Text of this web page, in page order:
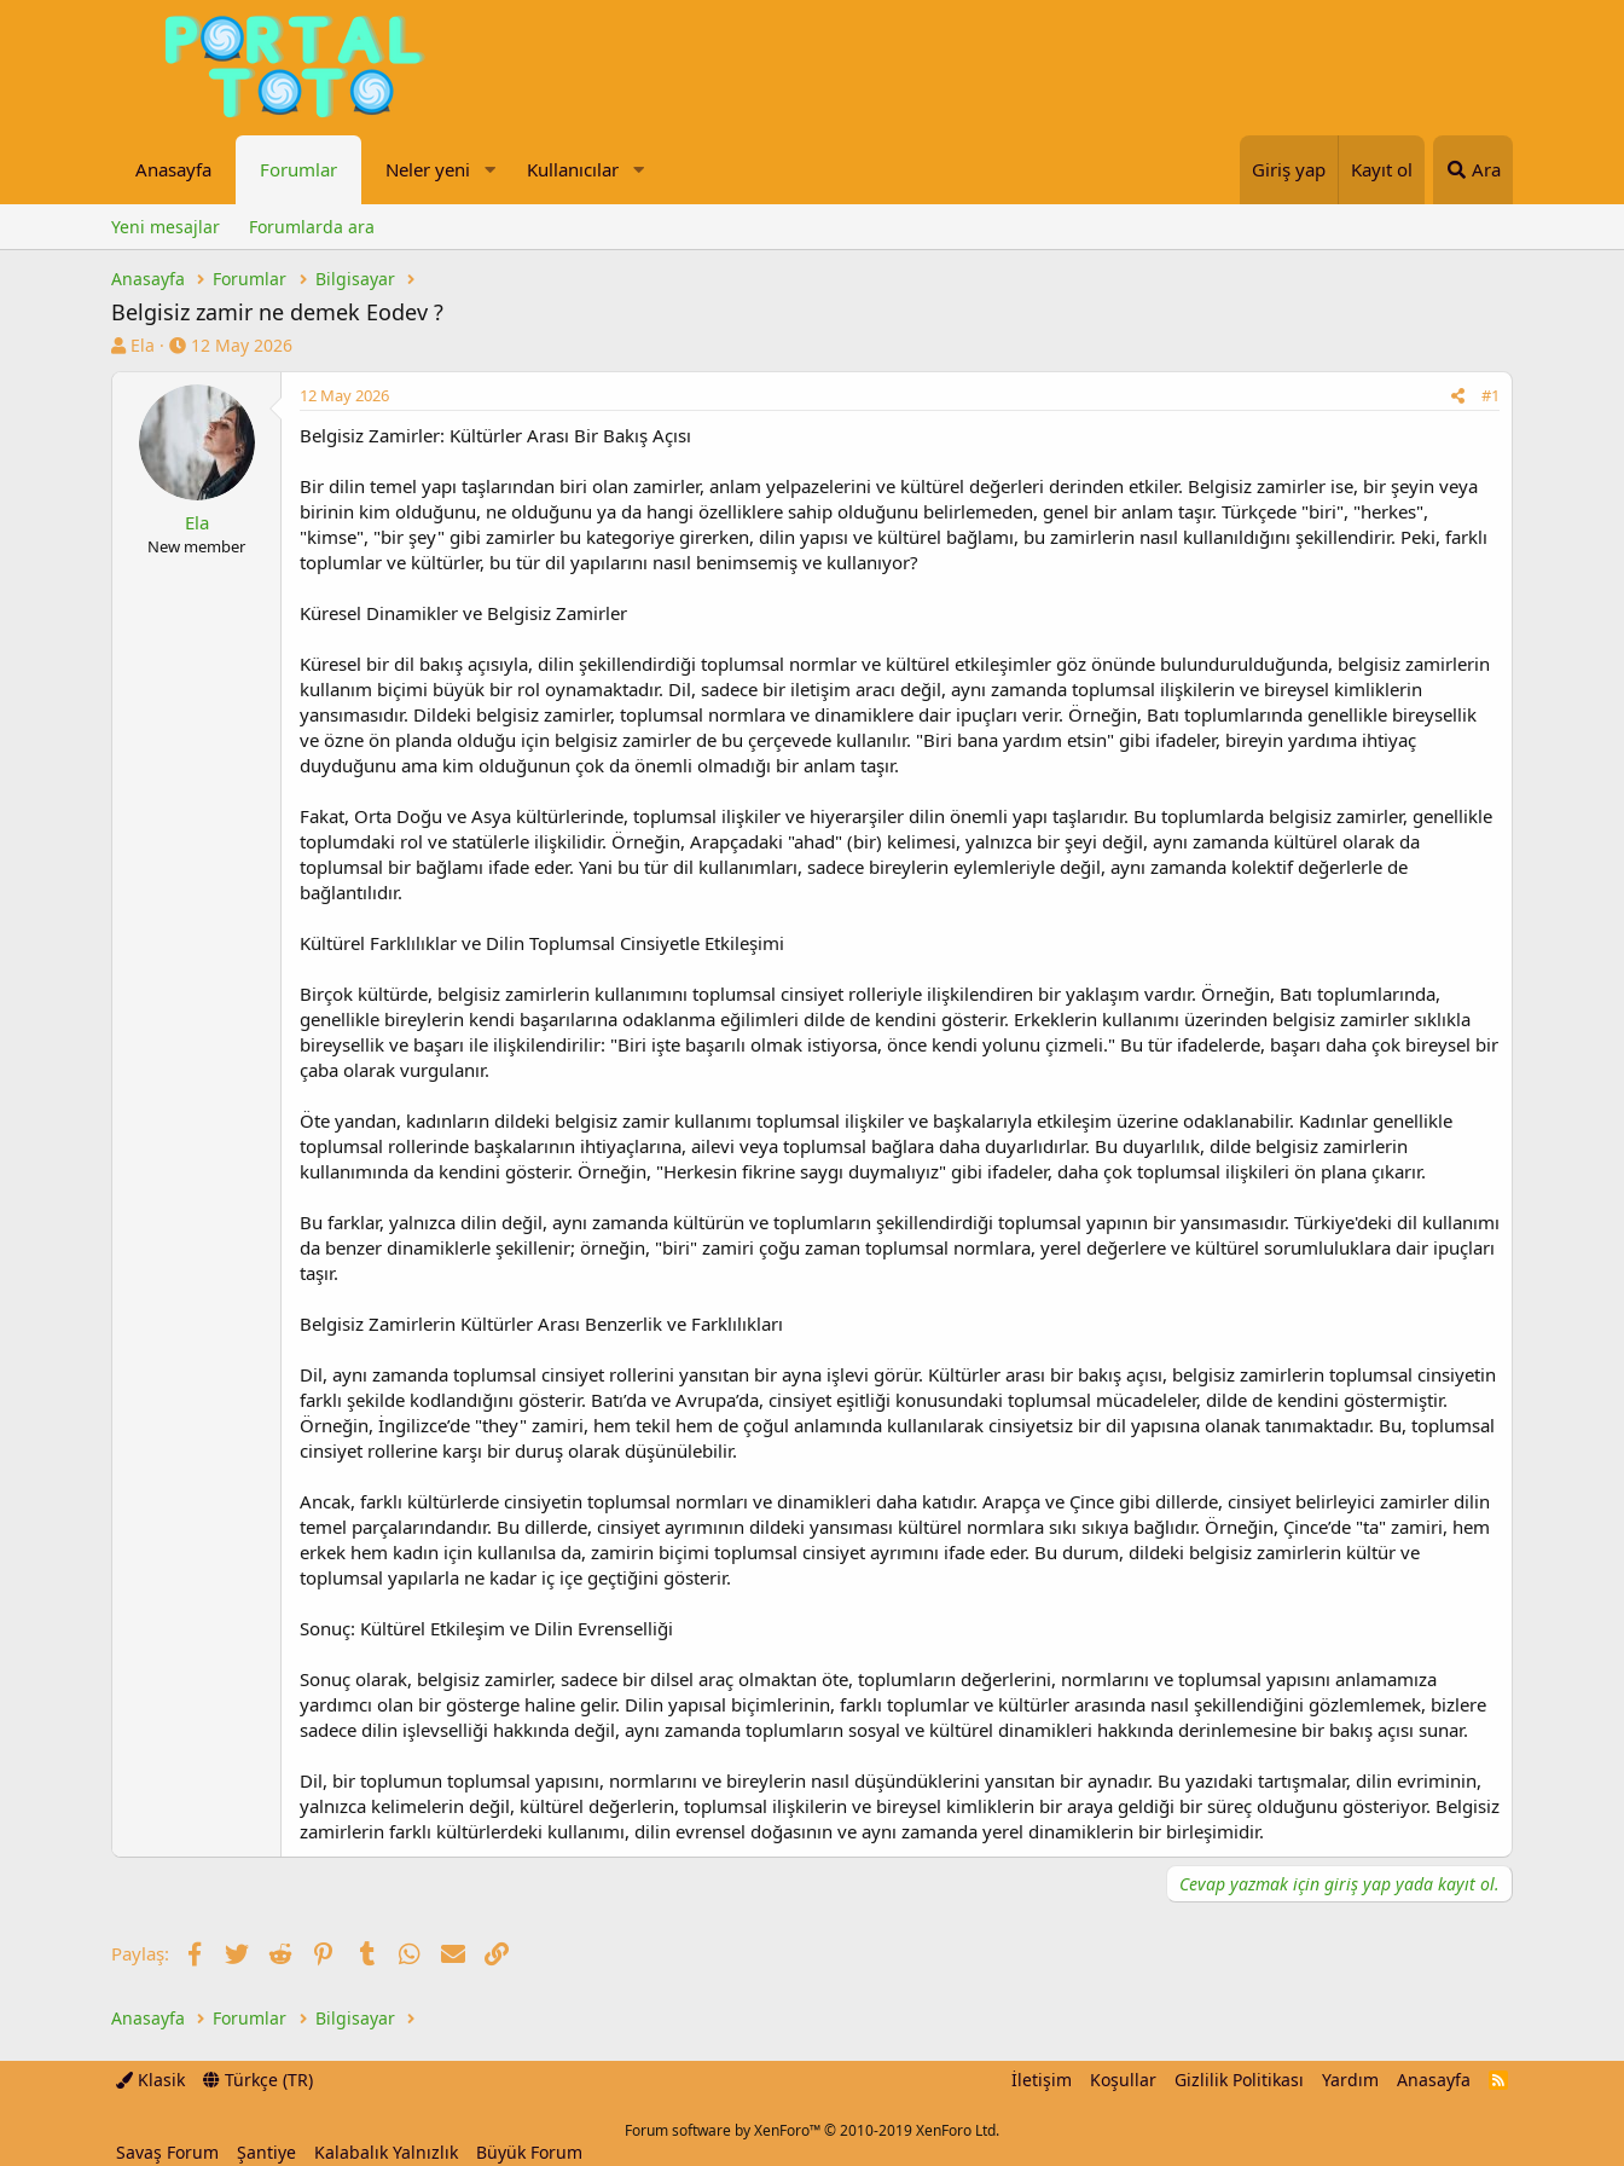
Anasayfa Forumlar Neler yeni Kullanıcılar Giriş yap Kayıt ol Ara
Yeni mesajlar Forumlarda ara
Anasayfa Forumlar Bilgisayar
Belgisiz zamir ne demek Eodev ?
K
u
Ela
B
ş
n
g
ı
ç
t
12 May 2026
Ela
New member
12 May 2026 #1
Belgisiz Zamirler: Kültürler Arası Bir Bakış Açısı
Bir dilin temel yapı taşlarından biri olan zamirler, anlam yelpazelerini ve kültürel değerleri derinden etkiler. Belgisiz zamirler ise, bir şeyin veya
birinin kim olduğunu, ne olduğunu ya da hangi özelliklere sahip olduğunu belirlemeden, genel bir anlam taşır. Türkçede "biri", "herkes",
"kimse", "bir şey" gibi zamirler bu kategoriye girerken, dilin yapısı ve kültürel bağlamı, bu zamirlerin nasıl kullanıldığını şekillendirir. Peki, farklı
toplumlar ve kültürler, bu tür dil yapılarını nasıl benimsemiş ve kullanıyor?
Küresel Dinamikler ve Belgisiz Zamirler
Küresel bir dil bakış açısıyla, dilin şekillendirdiği toplumsal normlar ve kültürel etkileşimler göz önünde bulundurulduğunda, belgisiz zamirlerin
kullanım biçimi büyük bir rol oynamaktadır. Dil, sadece bir iletişim aracı değil, aynı zamanda toplumsal ilişkilerin ve bireysel kimliklerin
yansımasıdır. Dildeki belgisiz zamirler, toplumsal normlara ve dinamiklere dair ipuçları verir. Örneğin, Batı toplumlarında genellikle bireysellik
ve özne ön planda olduğu için belgisiz zamirler de bu çerçevede kullanılır. "Biri bana yardım etsin" gibi ifadeler, bireyin yardıma ihtiyaç
duyduğunu ama kim olduğunun çok da önemli olmadığı bir anlam taşır.
Fakat, Orta Doğu ve Asya kültürlerinde, toplumsal ilişkiler ve hiyerarşiler dilin önemli yapı taşlarıdır. Bu toplumlarda belgisiz zamirler, genellikle
toplumdaki rol ve statülerle ilişkilidir. Örneğin, Arapçadaki "ahad" (bir) kelimesi, yalnızca bir şeyi değil, aynı zamanda kültürel olarak da
toplumsal bir bağlamı ifade eder. Yani bu tür dil kullanımları, sadece bireylerin eylemleriyle değil, aynı zamanda kolektif değerlerle de
bağlantılıdır.
Kültürel Farklılıklar ve Dilin Toplumsal Cinsiyetle Etkileşimi
Birçok kültürde, belgisiz zamirlerin kullanımını toplumsal cinsiyet rolleriyle ilişkilendiren bir yaklaşım vardır. Örneğin, Batı toplumlarında,
genellikle bireylerin kendi başarılarına odaklanma eğilimleri dilde de kendini gösterir. Erkeklerin kullanımı üzerinden belgisiz zamirler sıklıkla
bireysellik ve başarı ile ilişkilendirilir: "Biri işte başarılı olmak istiyorsa, önce kendi yolunu çizmeli." Bu tür ifadelerde, başarı daha çok bireysel bir
çaba olarak vurgulanır.
Öte yandan, kadınların dildeki belgisiz zamir kullanımı toplumsal ilişkiler ve başkalarıyla etkileşim üzerine odaklanabilir. Kadınlar genellikle
toplumsal rollerinde başkalarının ihtiyaçlarına, ailevi veya toplumsal bağlara daha duyarlıdırlar. Bu duyarlılık, dilde belgisiz zamirlerin
kullanımında da kendini gösterir. Örneğin, "Herkesin fikrine saygı duymalıyız" gibi ifadeler, daha çok toplumsal ilişkileri ön plana çıkarır.
Bu farklar, yalnızca dilin değil, aynı zamanda kültürün ve toplumların şekillendirdiği toplumsal yapının bir yansımasıdır. Türkiye'deki dil kullanımı
da benzer dinamiklerle şekillenir; örneğin, "biri" zamiri çoğu zaman toplumsal normlara, yerel değerlere ve kültürel sorumluluklara dair ipuçları
taşır.
Belgisiz Zamirlerin Kültürler Arası Benzerlik ve Farklılıkları
Dil, aynı zamanda toplumsal cinsiyet rollerini yansıtan bir ayna işlevi görür. Kültürler arası bir bakış açısı, belgisiz zamirlerin toplumsal cinsiyetin
farklı şekilde kodlandığını gösterir. Batı’da ve Avrupa’da, cinsiyet eşitliği konusundaki toplumsal mücadeleler, dilde de kendini göstermiştir.
Örneğin, İngilizce’de "they" zamiri, hem tekil hem de çoğul anlamında kullanılarak cinsiyetsiz bir dil yapısına olanak tanımaktadır. Bu, toplumsal
cinsiyet rollerine karşı bir duruş olarak düşünülebilir.
Ancak, farklı kültürlerde cinsiyetin toplumsal normları ve dinamikleri daha katıdır. Arapça ve Çince gibi dillerde, cinsiyet belirleyici zamirler dilin
temel parçalarındandır. Bu dillerde, cinsiyet ayrımının dildeki yansıması kültürel normlara sıkı sıkıya bağlıdır. Örneğin, Çince’de "ta" zamiri, hem
erkek hem kadın için kullanılsa da, zamirin biçimi toplumsal cinsiyet ayrımını ifade eder. Bu durum, dildeki belgisiz zamirlerin kültür ve
toplumsal yapılarla ne kadar iç içe geçtiğini gösterir.
Sonuç: Kültürel Etkileşim ve Dilin Evrenselliği
Sonuç olarak, belgisiz zamirler, sadece bir dilsel araç olmaktan öte, toplumların değerlerini, normlarını ve toplumsal yapısını anlamamıza
yardımcı olan bir gösterge haline gelir. Dilin yapısal biçimlerinin, farklı toplumlar ve kültürler arasında nasıl şekillendiğini gözlemlemek, bizlere
sadece dilin işlevselliği hakkında değil, aynı zamanda toplumların sosyal ve kültürel dinamikleri hakkında derinlemesine bir bakış açısı sunar.
Dil, bir toplumun toplumsal yapısını, normlarını ve bireylerin nasıl düşündüklerini yansıtan bir aynadır. Bu yazıdaki tartışmalar, dilin evriminin,
yalnızca kelimelerin değil, kültürel değerlerin, toplumsal ilişkilerin ve bireysel kimliklerin bir araya geldiği bir süreç olduğunu gösteriyor. Belgisiz
zamirlerin farklı kültürlerdeki kullanımı, dilin evrensel doğasının ve aynı zamanda yerel dinamiklerin bir birleşimidir.
Cevap yazmak için giriş yap yada kayıt ol.
Paylaş: Facebook
TwitterReddit PinterestTumblr WhatsApp
E-postaLink
Anasayfa Forumlar Bilgisayar
Klasik Türkçe (TR) İletişim Koşullar Gizlilik Politikası Yardım Anasayfa
R
Forum software by XenForo™© 2010-2019 XenForo Ltd.
Savaş Forum Şantiye Kalabalık Yalnızlık Büyük Forum